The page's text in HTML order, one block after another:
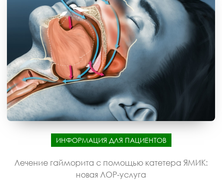
ИНФОРМАЦИЯ ДЛЯ ПАЦИЕНТОВ
Лечение гайморита с помощью катетера ЯМИК:
новая ЛОР-услуга